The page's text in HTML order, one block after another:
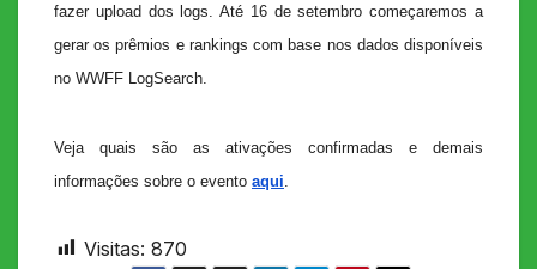
fazer upload dos logs. Até 16 de setembro começaremos a
gerar os prêmios e rankings com base nos dados disponíveis
no WWFF LogSearch.
Veja quais são as ativações confirmadas e demais
informações sobre o evento aqui
Visitas: 870